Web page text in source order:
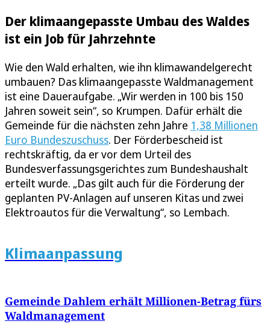
Der klimaangepasste Umbau des Waldes
ist ein Job für Jahrzehnte
Wie den Wald erhalten, wie ihn klimawandelgerecht
umbauen? Das klimaangepasste Waldmanagement
ist eine Daueraufgabe. „Wir werden in 100 bis 150
Jahren soweit sein“, so Krumpen. Dafür erhält die
Gemeinde für die nächsten zehn Jahre 1,38 Millionen
Euro Bundeszuschuss. Der Förderbescheid ist
rechtskräftig, da er vor dem Urteil des
Bundesverfassungsgerichtes zum Bundeshaushalt
erteilt wurde. „Das gilt auch für die Förderung der
geplanten PV-Anlagen auf unseren Kitas und zwei
Elektroautos für die Verwaltung“, so Lembach.
Klimaanpassung
Gemeinde Dahlem erhält Millionen-Betrag fürs
Waldmanagement